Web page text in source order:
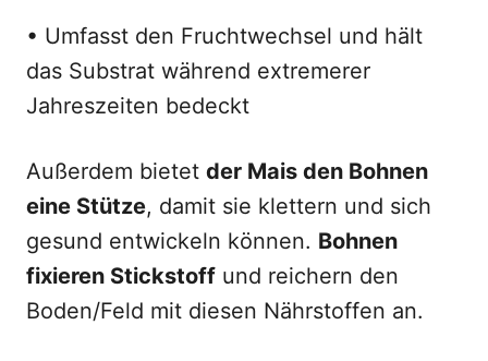
• Umfasst den Fruchtwechsel und hält
das Substrat während extremerer
Jahreszeiten bedeckt
Außerdem bietet der Mais den Bohnen
eine Stütze, damit sie klettern und sich
gesund entwickeln können. Bohnen
fixieren Stickstoff und reichern den
Boden/Feld mit diesen Nährstoffen an.